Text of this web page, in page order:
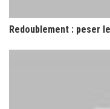
Redoublement : peser